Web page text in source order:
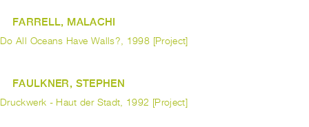
FARRELL, MALACHI
Do All Oceans Have Walls?, 1998 [Project]
FAULKNER, STEPHEN
Druckwerk - Haut der Stadt, 1992 [Project]